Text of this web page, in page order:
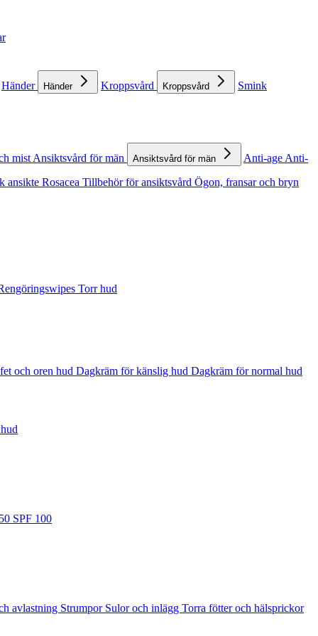
Händer Händer Kroppsvård Kroppsvård Smink
mist Ansiktsvård för män Ansiktsvård för män Anti-age Anti-
ansikte Rosacea Tillbehör för ansiktsvård Ögon, fransar och bryn
Torr hud
och oren hud Dagkräm för känslig hud Dagkräm för normal hud
SPF 100
avlastning Strumpor Sulor och inlägg Torra fötter och hälsprickor